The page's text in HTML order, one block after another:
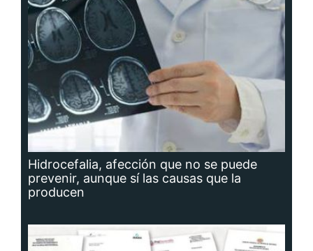
Hidrocefalia, afección que no se puede
prevenir, aunque sí las causas que la
producen